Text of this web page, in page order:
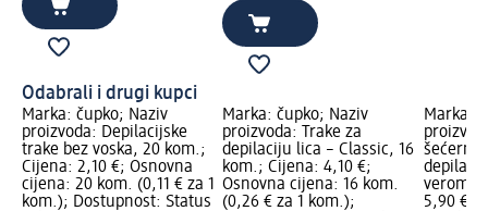
Odabrali i drugi kupci
Marka: čupko; Naziv
proizvoda: Depilacijske
trake bez voska, 20 kom.;
Cijena: 2,10 €; Osnovna
cijena: 20 kom. (0,11 € za 1
kom.); Dostupnost: Status
Marka: čupko; Naziv
proizvoda: Trake za
depilaciju lica – Classic, 16
kom.; Cijena: 4,10 €;
Osnovna cijena: 16 kom.
(0,26 € za 1 kom.);
Marka:
šećerna
verom,
5,90 €;